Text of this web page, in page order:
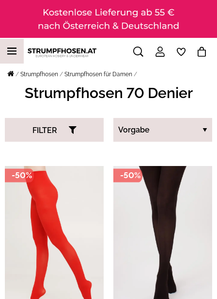
Strumpfhosen Strumpfhosen für Damen
Strumpfhosen 70 Denier
FILTER
-50% -50%